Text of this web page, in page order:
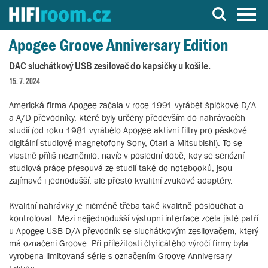
Server o Hi-Fi a AV technice
Apogee Groove Anniversary Edition
DAC sluchátkový USB zesilovač do kapsičky u košile.
15. 7. 2024
Americká firma Apogee začala v roce 1991 vyrábět špičkové D/A
a A/D převodníky, které byly určeny především do nahrávacích
studií (od roku 1981 vyrábělo Apogee aktivní filtry pro páskové
digitální studiové magnetofony Sony, Otari a Mitsubishi). To se
vlastně příliš nezměnilo, navíc v poslední době, kdy se seriózní
studiová práce přesouvá ze studií také do notebooků, jsou
zajímavé i jednodušší, ale přesto kvalitní zvukové adaptéry.
Kvalitní nahrávky je nicméně třeba také kvalitně poslouchat a
kontrolovat. Mezi nejjednodušší výstupní interface zcela jistě patří
u Apogee USB D/A převodník se sluchátkovým zesilovačem, který
má označení Groove. Při příležitosti čtyřicátého výročí firmy byla
vyrobena limitovaná série s označením Groove Anniversary